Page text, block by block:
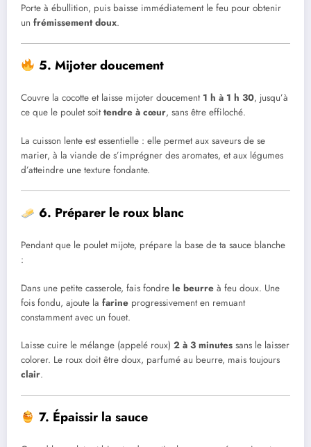
Porte à ébullition, puis baisse immédiatement le feu pour obtenir
un frémissement doux.
5. Mijoter doucement
Couvre la cocotte et laisse mijoter doucement 1 h à 1 h 30, jusqu’à
ce que le poulet soittendre à cœur, sans être effiloché.
La cuisson lente est essentielle : elle permet aux saveurs de se
marier, à la viande de s’imprégner des aromates, et aux légumes
d’atteindre une texture fondante.
6. Préparer le roux blanc
Pendant que le poulet mijote, prépare la base de ta sauce blanche
:
Dans une petite casserole, fais fondre le beurre à feu doux. Une
fois fondu, ajoute la farine progressivement en remuant
constamment avec un fouet.
Laisse cuire le mélange (appelé roux) 2 à 3 minutes sans le laisser
colorer. Le roux doit être doux, parfumé au beurre, mais toujours
clair.
7. Épaissir la sauce